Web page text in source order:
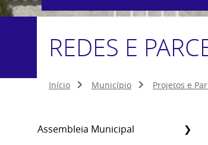
REDES E
Início Município Projetos e
Assembleia Municipal